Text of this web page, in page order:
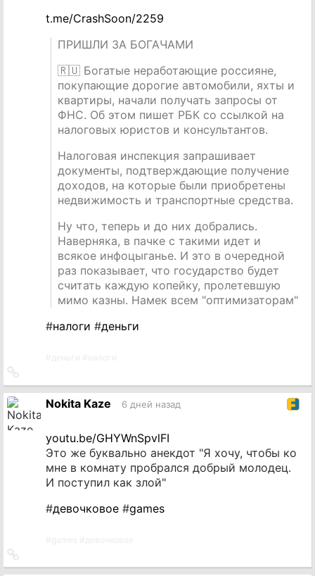
t.me/CrashSoon/2259
ПРИШЛИ ЗА БОГАЧАМИ
🇷🇺 Богатые неработающие россияне,
покупающие дорогие автомобили, яхты и
квартиры, начали получать запросы от
ФНС. Об этом пишет РБК со ссылкой на
налоговых юристов и консультантов.
Налоговая инспекция запрашивает
документы, подтверждающие получение
доходов, на которые были приобретены
недвижимость и транспортные средства.
Ну что, теперь и до них добрались.
Наверняка, в пачке с такими идет и
всякое инфоцыганье. И это в очередной
раз показывает, что государство будет
считать каждую копейку, пролетевшую
мимо казны. Намек всем "оптимизаторам"
#налоги #деньги
на
источникNokita Kaze 6 дней назад
youtu.be/GHYWnSpvlFI
Это же буквально анекдот "Я хочу, чтобы ко
мне в комнату пробрался добрый молодец.
И поступил как злой"
#девочковое #games
на